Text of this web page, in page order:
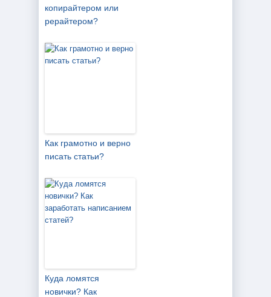
копирайтером или
рерайтером?
Как грамотно и верно
писать статьи?
Куда ломятся
новички? Как